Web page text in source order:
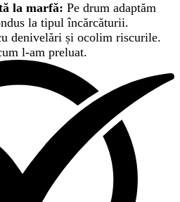
la marfă: Pe drum adaptăm
la tipul încărcăturii.
denivelări și ocolim riscurile.
l-am preluat.